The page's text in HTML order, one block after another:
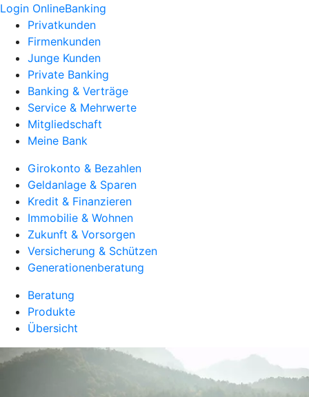
Login OnlineBanking
Privatkunden
Firmenkunden
Junge Kunden
Private Banking
Banking & Verträge
Service & Mehrwerte
Mitgliedschaft
Meine Bank
Girokonto & Bezahlen
Geldanlage & Sparen
Kredit & Finanzieren
Immobilie & Wohnen
Zukunft & Vorsorgen
Versicherung & Schützen
Generationenberatung
Beratung
Produkte
Übersicht